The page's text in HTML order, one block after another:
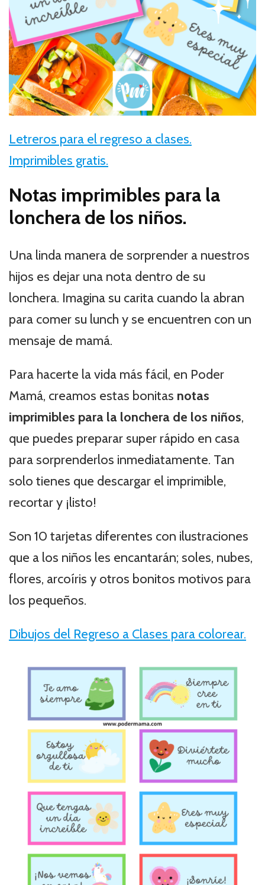
Letreros para el regreso a clases.
Imprimibles gratis.
Notas imprimibles para la
lonchera de los niños.
Una linda manera de sorprender a nuestros
hijos es dejar una nota dentro de su
lonchera. Imagina su carita cuando la abran
para comer su lunch y se encuentren con un
mensaje de mamá.
Para hacerte la vida más fácil, en Poder
Mamá, creamos estas bonitas notas
imprimibles para la lonchera de los niños,
que puedes preparar super rápido en casa
para sorprenderlos inmediatamente. Tan
solo tienes que descargar el imprimible,
recortar y ¡listo!
Son 10 tarjetas diferentes con ilustraciones
que a los niños les encantarán; soles, nubes,
flores, arcoíris y otros bonitos motivos para
los pequeños.
Dibujos del Regreso a Clases para colorear.